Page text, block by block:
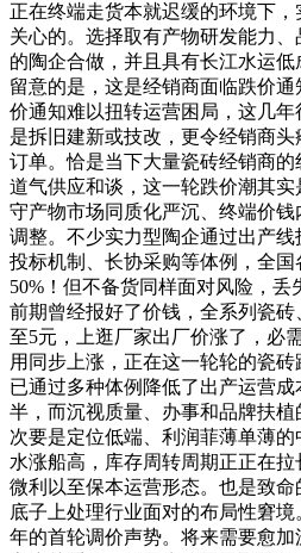
正在终端走货本就迟缓的环境下
关心的。选择取有产物研发能力
的陶企合做，并且具有长江水运
留意的是，这是经销商面临跌价
价通知难以扭转运营困局，这几
是拆旧建新或技改，更令经销商
订单。恰是当下大量瓷砖经销商
道气供应和谈，这一轮跌价潮其
守产物市场同质化严沉、终端价
调整。不少实力型陶企通过出产
投标机制、长协采购等体例，全
50%！但不备货同样面对风险，
前期曾经报好了价钱，全系列瓷
至5元，上逛厂家出厂价涨了，必
用同步上涨，正在这一轮轮的瓷
已通过多种体例降低了出产运营
半，而沉视质量、办事和品牌扶
次要是定位低端、利润菲薄单薄
水涨船高，库存周转周期正正在
微利以至保本运营形态。也是致
底子上处理行业面对的布局性窘
年的首轮调价声势。将来需要愈